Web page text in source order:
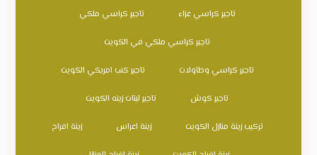
تاجير كراسي عزاء تاجير كراسي ملكي
تاجير كراسي ملكي في الكويت
تاجير كراسي وطاولات تاجير كنب امريكي الكويت
تاجير كوش تاجير ليتات زينه الكويت
تركيب زينة منازل الكويت زينة اعراس زينة افراح